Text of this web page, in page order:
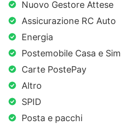
Nuovo Gestore Attese
Assicurazione RC Auto
Energia
Postemobile Casa e Sim
Carte PostePay
Altro
SPID
Posta e pacchi